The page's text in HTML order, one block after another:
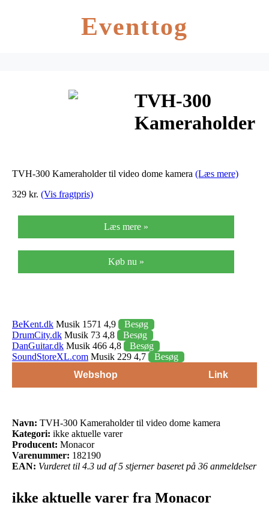
Eventtog
TVH-300
Kameraholder
kamera
TVH-300 Kameraholder til video dome kamera (Læs mere)
329 kr. (Vis fragtpris)
Læs mere »
Køb nu »
BeKent.dk Musik 1571 4,9
Besøg
DrumCity.dk Musik 73 4,8
Besøg
DanGuitar.dk Musik 466 4,8
Besøg
SoundStoreXL.com Musik 229 4,7
Besøg
Webshop
Link
Navn: TVH-300 Kameraholder til video dome kamera
Kategori: ikke aktuelle varer
Producent: Monacor
Varenummer: 182190
EAN: Vurderet til 4.3 ud af 5 stjerner baseret på 36 anmeldelser
ikke aktuelle varer fra Monacor